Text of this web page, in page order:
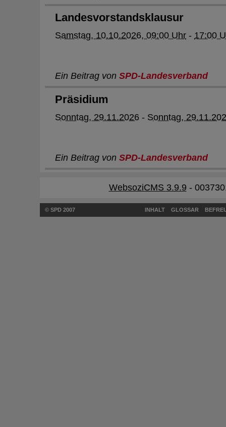
Landesvorstandsklausur
Samstag, 10.10.2026, 09:00 Uhr - 17:00
Ein Beitrag von SPD-Landesverband
Präsidium
Sonntag, 29.11.2026 - Sonntag,
Ein Beitrag von SPD-Landesverband
WebsoziCMS 3.9.9 -
© SPD 2007 INHALT GLOSSAR